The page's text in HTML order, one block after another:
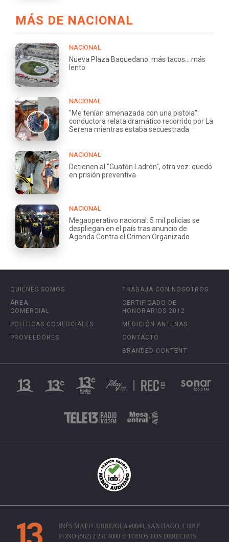
MÁS DE NACIONAL
NACIONAL
Nueva Plaza Baquedano: más tacos... más
lento
NACIONAL
"Me tenían amenazada con una pistola":
conductora relata dramático recorrido por La
Serena mientras estaba secuestrada
NACIONAL
Detienen al "Guatón Ladrón", otra vez: quedó
en prisión preventiva
NACIONAL
Megaoperativo nacional: 5 mil policías se
despliegan en el país tras anuncio de
Agenda Contra el Crimen Organizado
QUIÉNES SOMOS
ÁREA
COMERCIAL
POLÍTICAS COMERCIALES
PROVEEDORES
TRABAJA CON NOSOTROS
CERTIFICADO DE
HONORARIOS 2012
MEDICIÓN ANTENAS
CONTACTO
BRANDED CONTENT
INÉS MATTE URREJOLA #0848, SANTIAGO, CHILE
FONO (562) 2 251 4000 © TODOS LOS DERECHOS